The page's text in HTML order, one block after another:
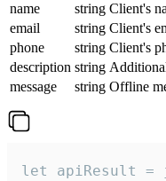
name
string Client's
email
string Client's
phone
string Client's
description string
message
string Offline
let apiResult =